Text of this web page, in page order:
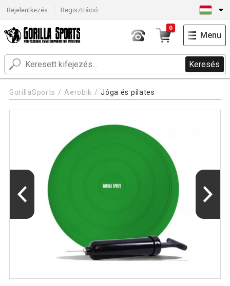
Bejelentkezés Regisztráció
Keresés
0
Menu
GorillaSports Aerobik Jóga és pilates